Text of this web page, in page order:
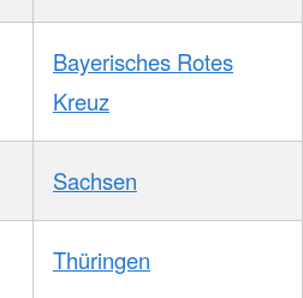
Bayerisches Rotes
Kreuz
Sachsen
Thüringen